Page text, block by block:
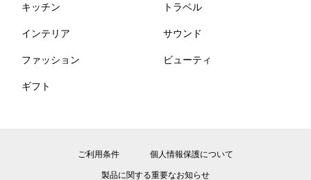
キッチン トラベル
インテリア サウンド
ファッション ビューティ
ギフト
ご利用条件 個人情報保護について
製品に関する重要なお知らせ